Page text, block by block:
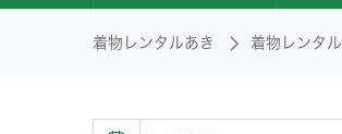
着物レンタルあき 着物レンタル